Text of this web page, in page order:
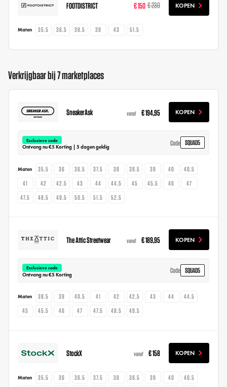
FOOTDISTRICT € 150 € 230 KOPEN
Maten 35.5 36.5 38.5 39 43 51.5
Verkrijgbaar bij 7 marketplaces
SneakerAsk vanaf € 194,95 KOPEN
Exclusieve code
Ontvang nu €5 Korting | 5 dagen geldig
Code SQUAD5
Maten 35.5 36 36.5 37.5 38 38.5 39 40
40.5
41
42 42.5 43 44 44.5 45 45.5 46
47
47.5
48.5 49.5 50.5 51.5 52.5
The Attic Streetwear vanaf € 189,95 KOPEN
Exclusieve code
Ontvang nu €5 Korting
Code SQUAD5
Maten 38.5 39 40.5 41 42 42.5 43 44
44.5
45
45.5 46 47 47.5 48.5 49.5
StockX vanaf € 158 KOPEN
Maten 35.5 36 36.5 37.5 38 38.5 39 40
40.5